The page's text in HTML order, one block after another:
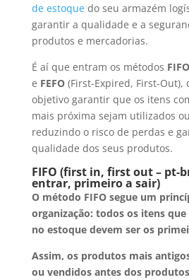
de estoquedo seu armazém
garantir a qualidade e a
produtos e mercadorias.
É aí que entram os métodos FIFO
e FEFO (First-Expired, First-Out),
objetivo garantir que os itens
mais próxima sejam utilizados
reduzindo o risco de perdas e
qualidade dos seus produtos.
FIFO (first in, first out – pt-
entrar, primeiro a sair)
O método FIFO segue um
organização: todos os itens
no estoque devem ser os
Assim, os produtos mais
ou vendidos antes dos